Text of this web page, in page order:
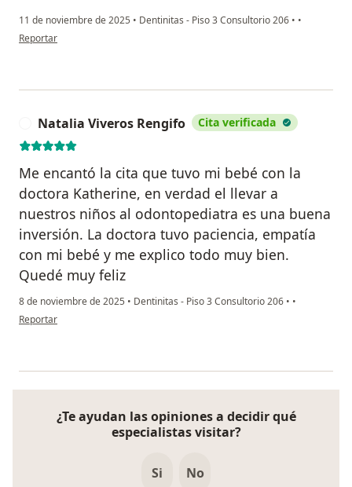
11 de noviembre de 2025 • Dentinitas - Piso 3 Consultorio 206 • •
en opinión del usuario A.D
Reportar
Natalia Viveros Rengifo Cita verificada
Me encantó la cita que tuvo mi bebé con la
doctora Katherine, en verdad el llevar a
nuestros niños al odontopediatra es una buena
inversión. La doctora tuvo paciencia, empatía
con mi bebé y me explico todo muy bien.
Quedé muy feliz
8 de noviembre de 2025 • Dentinitas - Piso 3 Consultorio 206 • •
en opinión del usuario Natalia Viveros Rengifo
Reportar
¿Te ayudan las opiniones a decidir qué
especialistas visitar?
Si No